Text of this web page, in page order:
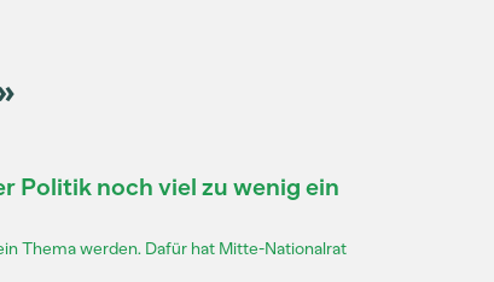
Politik noch viel zu wenig ein
Thema werden. Dafür hat Mitte-Nationalrat